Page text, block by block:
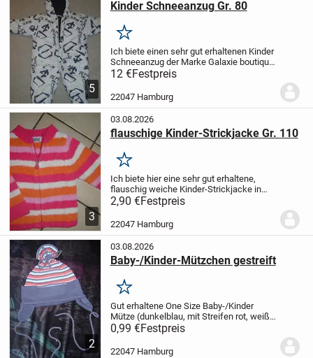
5
Kinder Schneeanzug Gr. 80
Merken
Ich biete einen sehr gut erhaltenen Kinder
Schneeanzug der Marke Galaxie boutique
in Größe 80 (18 M) in weiß mit
dunkelblauem Muster (innen ganz
dunkelblau) an, der kaum in Gebrauch
war. Der Anzug ist...
12 €Festpreis
22047 Hamburg
3
03.08.2026
flauschige Kinder-Strickjacke Gr. 110
Merken
Ich biete hier eine sehr gut erhaltene,
flauschig weiche Kinder-Strickjacke in
Größe 110 zum Verkauf an. Wenig
getragen, 100% Polyester, bei 30 Grad
waschbar.
2,90 €Festpreis
22047 Hamburg
2
03.08.2026
Baby-/Kinder-Mützchen gestreift
Merken
Gut erhaltene One Size Baby-/Kinder
Mütze (dunkelblau, mit Streifen rot, weiß,
hellblau) zu verkaufen. Durchmesser -
gerade gemessen- ca. 21,5 cm. Zum
Zubinden. 100% Baumwolle!
0,99 €Festpreis
22047 Hamburg